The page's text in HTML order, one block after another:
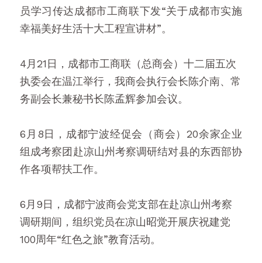
员学习传达成都市工商联下发“关于成都市实施
幸福美好生活十大工程宣讲材”。
4月21日，成都市工商联（总商会）十二届五次
执委会在温江举行，我商会执行会长陈介南、常
务副会长兼秘书长陈孟辉参加会议。
6月8日，成都宁波经促会（商会）20余家企业
组成考察团赴凉山州考察调研结对县的东西部协
作各项帮扶工作。
6月9日，成都宁波商会党支部在赴凉山州考察
调研期间，组织党员在凉山昭觉开展庆祝建党
100周年“红色之旅”教育活动。